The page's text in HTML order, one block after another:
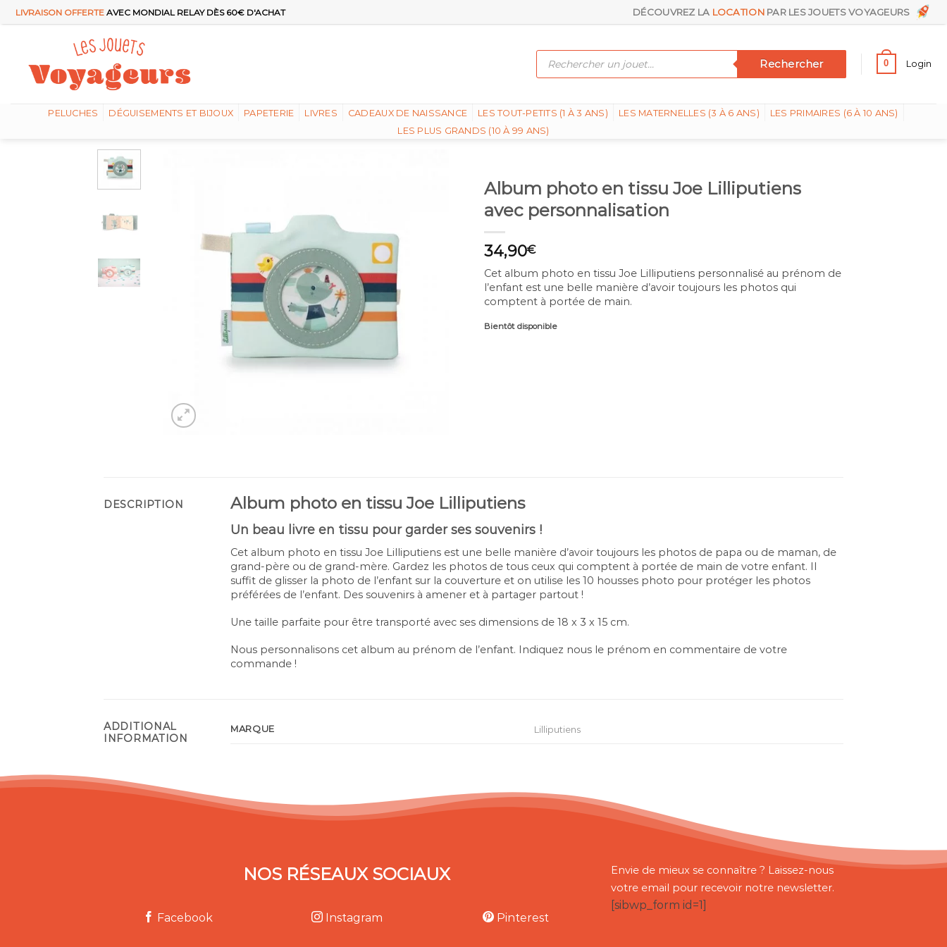
Passer
au
LIVRAISON OFFERTE AVEC MONDIAL RELAY DÈS 60€ D'ACHAT DÉCOUVREZ LA LOCATION PAR LES JOUETS VOYAGEURS
Recherche
Rechercher 0 Login
PELUCHES DÉGUISEMENTS ET BIJOUX PAPETERIE LIVRES CADEAUX DE NAISSANCE LES TOUT-PETITS (1 À 3 ANS) LES MATERNELLES (3 À 6 ANS)
LES PRIMAIRES (6 À 10 ANS)
LES PLUS GRANDS (10 À 99 ANS)
Album photo en tissu Joe Lilliputiens
avec personnalisation
34,90€
Cet album photo en tissu Joe Lilliputiens personnalisé au prénom de
l’enfant est une belle manière d’avoir toujours les photos qui
comptent à portée de main.
Bientôt disponible
DESCRIPTION Album photo en tissu Joe Lilliputiens
Un beau livre en tissu pour garder ses souvenirs !
Cet album photo en tissu Joe Lilliputiens est une belle manière d’avoir toujours les photos de papa ou de maman, de
grand-père ou de grand-mère. Gardez les photos de tous ceux qui comptent à portée de main de votre enfant. Il
suffit de glisser la photo de l’enfant sur la couverture et on utilise les 10 housses photo pour protéger les photos
préférées de l’enfant. Des souvenirs à amener et à partager partout !
Une taille parfaite pour être transporté avec ses dimensions de 18 x 3 x 15 cm.
Nous personnalisons cet album au prénom de l’enfant. Indiquez nous le prénom en commentaire de votre
commande !
ADDITIONAL
INFORMATION
MARQUE Lilliputiens
NOS RÉSEAUX SOCIAUX
Facebook Instagram Pinterest
Envie de mieux se connaître ? Laissez-nous
votre email pour recevoir notre newsletter.
[sibwp_form id=1]